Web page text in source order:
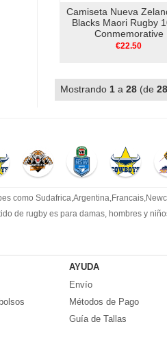
Camiseta Nueva
Blacks Maori Rugby
Conmemorative
€22.50
Mostrando 1 a 28 (de 28
como
de rugby es para damas, hombres y
AYUDA
Envío
Métodos de Pago
Guía de Tallas